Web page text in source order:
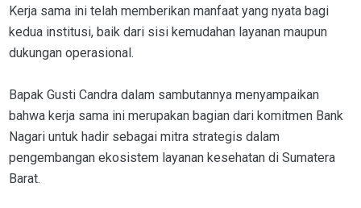
Kerja sama ini telah memberikan manfaat yang nyata bagi
kedua institusi, baik dari sisi kemudahan layanan maupun
dukungan operasional.
Bapak Gusti Candra dalam sambutannya menyampaikan
bahwa kerja sama ini merupakan bagian dari komitmen Bank
Nagari untuk hadir sebagai mitra strategis dalam
pengembangan ekosistem layanan kesehatan di Sumatera
Barat.